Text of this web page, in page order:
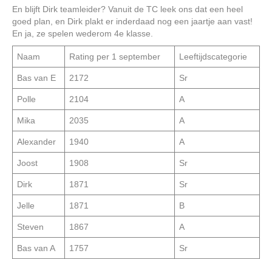
En blijft Dirk teamleider? Vanuit de TC leek ons dat een heel
goed plan, en Dirk plakt er inderdaad nog een jaartje aan vast!
En ja, ze spelen wederom 4e klasse.
Naam Rating per 1 september Leeftijdscategorie
Bas van E 2172 Sr
Polle 2104 A
Mika 2035 A
Alexander 1940 A
Joost 1908 Sr
Dirk 1871 Sr
Jelle 1871 B
Steven 1867 A
Bas van A 1757
Sr